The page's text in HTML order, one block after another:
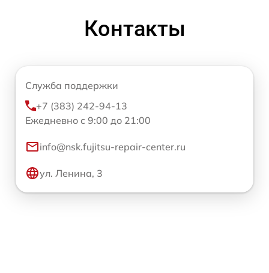
Контакты
Служба поддержки
+7 (383) 242-94-13
Ежедневно с 9:00 до 21:00
info@nsk.fujitsu-repair-center.ru
ул. Ленина, 3